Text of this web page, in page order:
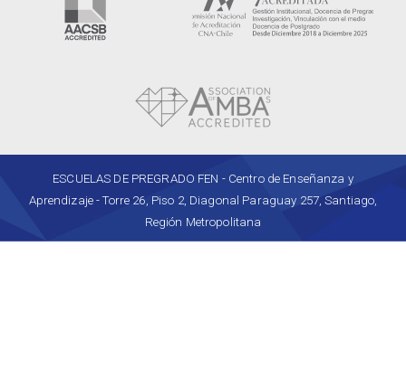
ESCUELAS DE PREGRADO FEN - Centro de Enseñanza y
Aprendizaje - Torre 26, Piso 2, Diagonal Paraguay 257, Santiago,
Región Metropolitana